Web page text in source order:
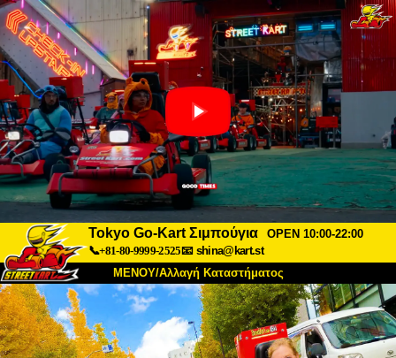
Tokyo Go-Kart Σιμπούγια
OPEN 10:00-22:00
📞+81-80-9999-2525📧 shina@kart.st
ΜΕΝΟΥ/Αλλαγή Καταστήματος
ΚΥΡΙΩΣ
Σχετικά Προδιαγραφές Τιμές